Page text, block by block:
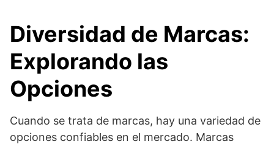
Diversidad de Marcas:
Explorando las
Opciones
Cuando se trata de marcas, hay una variedad de
opciones confiables en el mercado. Marcas